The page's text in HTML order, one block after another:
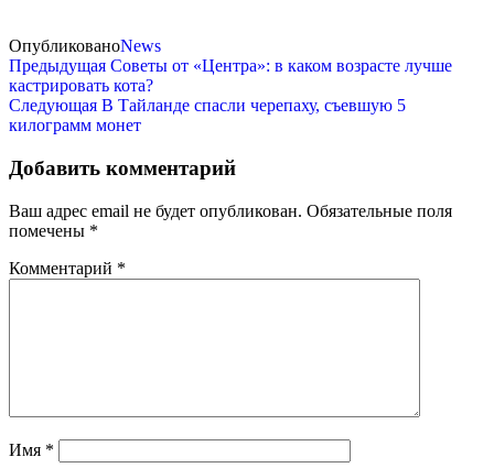
ОпубликованоNews
Предыдущая Советы от «Центра»: в каком возрасте лучше
кастрировать кота?
Следующая В Тайланде спасли черепаху, съевшую 5
килограмм монет
Добавить комментарий
Ваш адрес email не будет опубликован. Обязательные поля
помечены *
Комментарий *
Имя *